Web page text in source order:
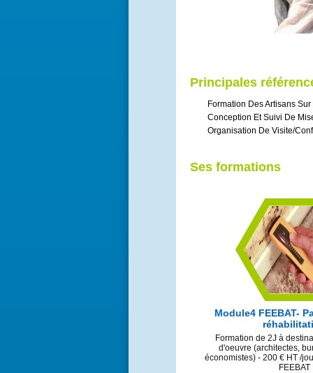
Principales
Formation Des Artisans
Conception Et Suivi De
Organisation De Visite/
Ses formations
Module4 FEEBAT-
Formation de 2J à
d'oeuvre (architectes,
économistes) - 200 € HT /
FEEBAT